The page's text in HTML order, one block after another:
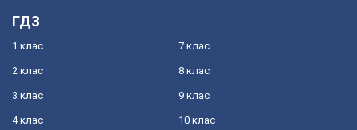
ГДЗ
1 клас
2 клас
3 клас
4 клас
7 клас
8 клас
9 клас
10 клас